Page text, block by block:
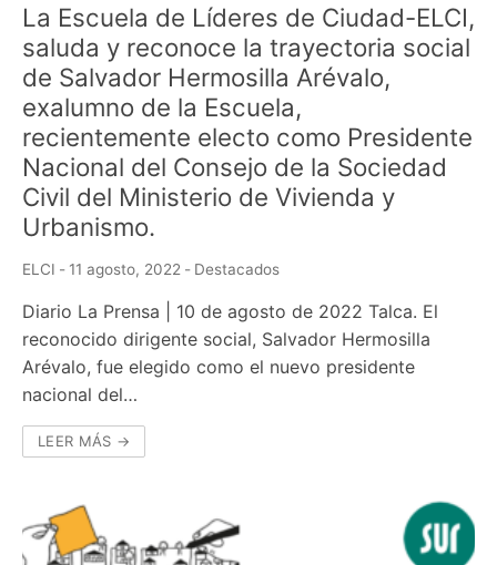
La Escuela de Líderes de Ciudad-ELCI,
saluda y reconoce la trayectoria social
de Salvador Hermosilla Arévalo,
exalumno de la Escuela,
recientemente electo como Presidente
Nacional del Consejo de la Sociedad
Civil del Ministerio de Vivienda y
Urbanismo.
ELCI - 11 agosto, 2022 - Destacados
Diario La Prensa | 10 de agosto de 2022 Talca. El
reconocido dirigente so­cial, Salvador Hermosilla
Arévalo, fue elegido como el nue­vo presidente
nacional del…
LEER MÁS →